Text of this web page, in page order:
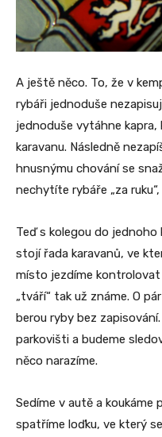
A ještě něco. To, že v
rybáři jednoduše
jednoduše vytáhne
karavanu. Následně
hnusnýmu chování se
nechytíte rybáře „za
Teď s kolegou do jednoho
stojí řada karavanů, ve
místo jezdíme
„tváří“ tak už známe. O
berou ryby bez
parkovišti a budeme
něco narazíme.
Sedíme v autě a koukáme
spatříme loďku, ve který